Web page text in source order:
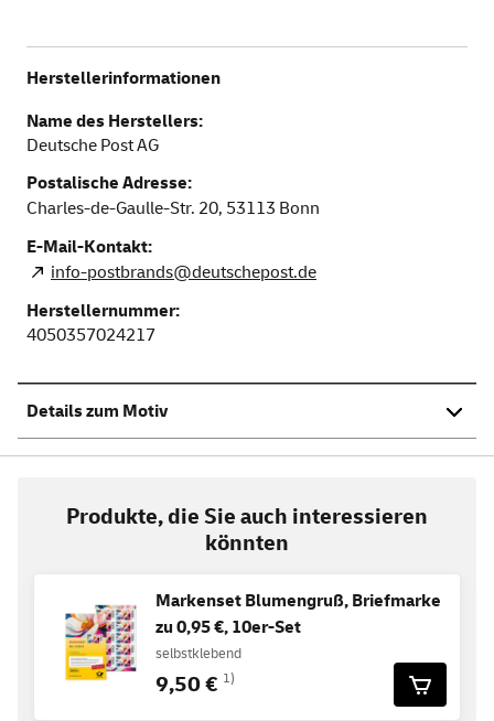
Herstellerinformationen
Name des Herstellers:
Deutsche Post AG
Postalische Adresse:
Charles-de-Gaulle-Str. 20, 53113 Bonn
E-Mail-Kontakt:
info-postbrands@deutschepost.de
Herstellernummer:
4050357024217
Details zum Motiv
Produkte, die Sie auch interessieren
könnten
Markenset Blumengruß, Briefmarke
zu 0,95 €, 10er-Set
selbstklebend
9,50 € 1)